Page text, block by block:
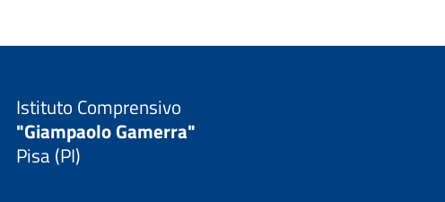
Istituto Comprensivo
"Giampaolo Gamerra"
Pisa (PI)